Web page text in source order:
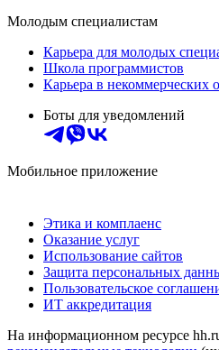
Молодым специалистам
Карьера для молодых
Школа программистов
Карьера в некоммерческих
Боты для уведомлений
Мобильное приложение
Этика и комплаенс
Оказание услуг
Использование сайтов
Защита персональных
Пользовательское
ИТ аккредитация
На информационном ресурсе